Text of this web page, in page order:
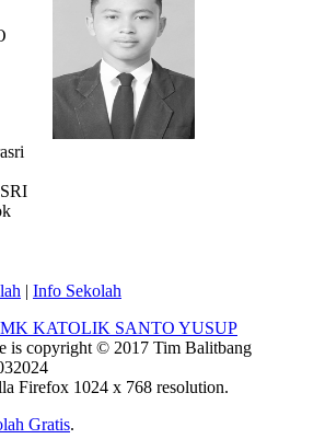
| Info Sekolah
KATOLIK SANTO YUSUP
is copyright © 2017 Tim Balitbang
Firefox 1024 x 768 resolution.
Gratis.